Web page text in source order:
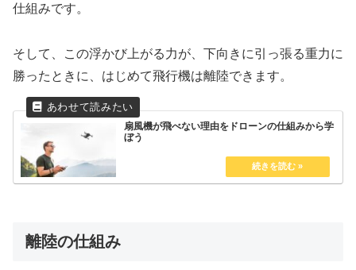
仕組みです。
そして、この浮かび上がる力が、下向きに引っ張る重力に
勝ったときに、はじめて飛行機は離陸できます。
扇風機が飛べない理由をドローンの仕組みから学
ぼう
離陸の仕組み